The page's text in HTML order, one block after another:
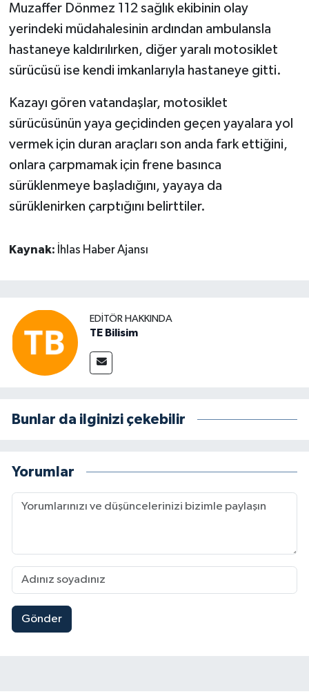
Muzaffer Dönmez 112 sağlık ekibinin olay
yerindeki müdahalesinin ardından ambulansla
hastaneye kaldırılırken, diğer yaralı motosiklet
sürücüsü ise kendi imkanlarıyla hastaneye gitti.
Kazayı gören vatandaşlar, motosiklet
sürücüsünün yaya geçidinden geçen yayalara yol
vermek için duran araçları son anda fark ettiğini,
onlara çarpmamak için frene basınca
sürüklenmeye başladığını, yayaya da
sürüklenirken çarptığını belirttiler.
Kaynak: İhlas Haber Ajansı
EDITÖR HAKKINDA
TE Bilisim
Bunlar da ilginizi çekebilir
Yorumlar
Gönder